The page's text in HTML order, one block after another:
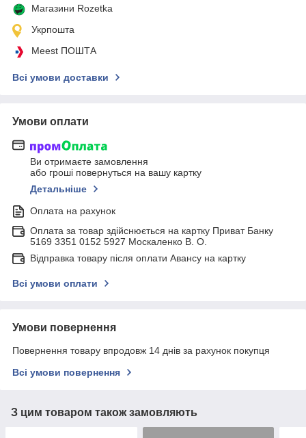
Магазини Rozetka
Укрпошта
Meest ПОШТА
Всі умови доставки
Умови оплати
Ви отримаєте замовлення
або гроші повернуться на вашу картку
Детальніше
Оплата на рахунок
Оплата за товар здійснюється на картку Приват Банку
5169 3351 0152 5927 Москаленко В. О.
Відправка товару після оплати Авансу на картку
Всі умови оплати
Умови повернення
Повернення товару впродовж 14 днів за рахунок покупця
Всі умови повернення
З цим товаром також замовляють